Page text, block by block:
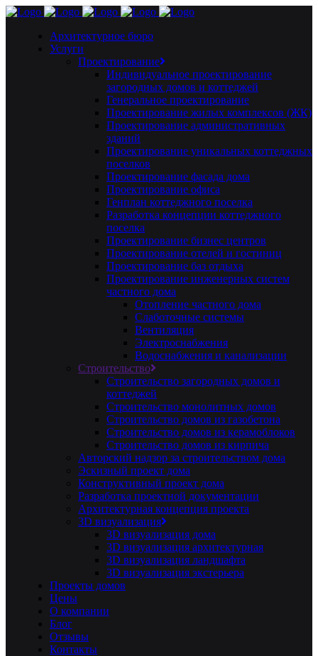
Архитектурное бюро
Услуги
Проектирование
Индивидуальное проектирование
загородных домов и коттеджей
Генеральное проектирование
Проектирование жилых комплексов (ЖК)
Проектирование административных
зданий
Проектирование уникальных коттеджных
поселков
Проектирование фасада дома
Проектирование офиса
Генплан коттеджного поселка
Разработка концепции коттеджного
поселка
Проектирование бизнес центров
Проектирование отелей и гостиниц
Проектирование баз отдыха
Проектирование инженерных систем
частного дома
Отопление частного дома
Слаботочные системы
Вентиляция
Электроснабжения
Водоснабжения и канализации
Строительство
Строительство загородных домов и
коттеджей
Строительство монолитных домов
Строительство домов из газобетона
Строительство домов из керамоблоков
Строительство домов из кирпича
Авторский надзор за строительством дома
Эскизный проект дома
Конструктивный проект дома
Разработка проектной документации
Архитектурная концепция проекта
3D визуализация
3D визуализация дома
3D визуализация архитектурная
3D визуализация ландшафта
3D визуализация экстерьера
Проекты домов
Цены
О компании
Блог
Отзывы
Контакты